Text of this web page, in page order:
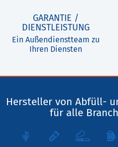
GARANTIE /
DIENSTLEISTUNG
Ein Außendienstteam zu
Ihren Diensten
Hersteller von Abfüll-
für alle